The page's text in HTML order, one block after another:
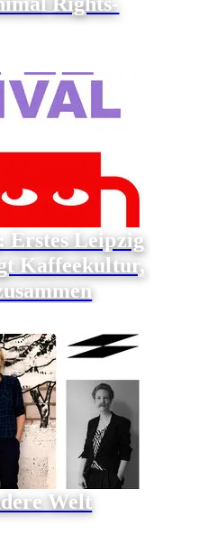
Erstes Leipzig
Kaffeekultur,
Welt